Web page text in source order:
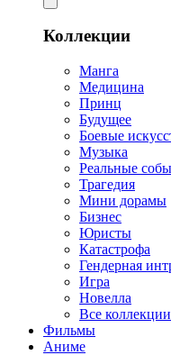
Коллекции
Манга
Медицина
Принц
Будущее
Боевые
Музыка
Реальные
Трагедия
Мини дорамы
Бизнес
Юристы
Катастрофа
Гендерная
Игра
Новелла
Все коллекции
Фильмы
Аниме